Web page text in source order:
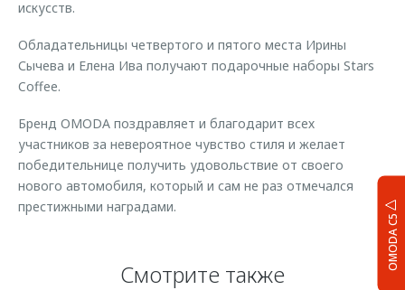
OMODA C5
искусств.
Обладательницы четвертого и пятого места Ирины
Сычева и Елена Ива получают подарочные наборы Stars
Coffee.
Бренд OMODA поздравляет и благодарит всех
участников за невероятное чувство стиля и желает
победительнице получить удовольствие от своего
нового автомобиля, который и сам не раз отмечался
престижными наградами.
Смотрите также